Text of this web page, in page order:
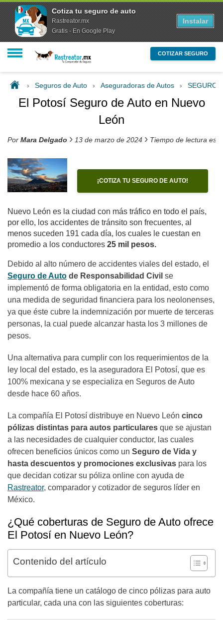
COTIZAR SEGURO
› Seguros de Auto › Aseguradoras de Autos ›
El Potosí Seguro de Auto en Nuevo
León
Por Mara Delgado › 13 de marzo de 2024 › Tiempo de lectura
¡COTIZA TU SEGURO DE AUTO!
Nuevo León es la ciudad con más tráfico en todo el país,
por ello, los accidentes de tránsito son frecuentes, al
menos suceden 191 cada día, los cuales le cuestan en
promedio a los conductores 25 mil pesos.
Debido al alto número de accidentes viales del estado, el
Seguro de Auto de Responsabilidad Civil se
implementó de forma obligatoria en la entidad, esto como
una medida de seguridad financiera para los neolonenses,
ya que éste cubre la indemnización por muerte de terceras
personas, la cual puede alcanzar hasta los 3 millones de
pesos.
Una alternativa para cumplir con los requerimientos de la
ley local del estado, es la aseguradora El Potosí, que es
100% mexicana y se especializa en Seguros de Auto
desde hace 60 años.
La compañía El Potosí distribuye en Nuevo León cinco
pólizas distintas para autos particulares que se ajustan
a las necesidades de cualquier conductor, las cuales
ofrecen beneficios únicos como un Seguro de Vida y
hasta descuentos y promociones exclusivas para los
que decidan cotizar su póliza online con ayuda de
Rastreator, comparador y cotizador de seguros líder en
México.
¿Qué coberturas de Seguro de Auto ofrece
El Potosí en Nuevo León?
Contenido del artículo
La compañía tiene un catálogo de cinco pólizas para auto
particular, cada una con las siguientes coberturas:
Cotiza tu seguro de auto
Rastreator.mx
Gratis - En Google Play
Instalar